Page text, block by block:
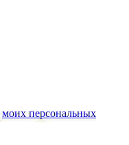
моих персональных